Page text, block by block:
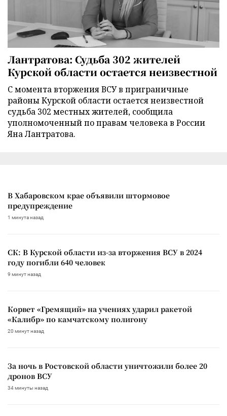
Лантратова: Судьба 302 жителей
Курской области остается неизвестной
С момента вторжения ВСУ в приграничные
районы Курской области остается неизвестной
судьба 302 местных жителей, сообщила
уполномоченный по правам человека в России
Яна Лантратова.
В Хабаровском крае объявили штормовое
предупреждение
1 минута назад
СК: В Курской области из-за вторжения ВСУ в 2024
году погибли 640 человек
9 минут назад
Корвет «Гремящий» на учениях ударил ракетой
«Калибр» по камчатскому полигону
20 минут назад
За ночь в Ростовской области уничтожили более 20
дронов ВСУ
34 минуты назад